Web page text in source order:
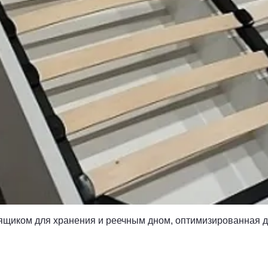
Быстрый просмотр
для хранения и реечным дном, оптимизированная